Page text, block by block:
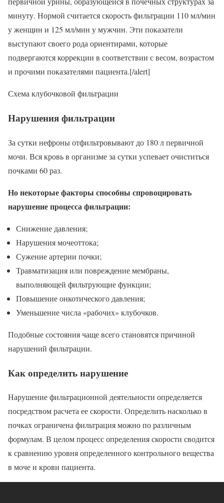
минуту. Нормой считается скорость фильтрации 110 мл/мин
у женщин и 125 мл/мин у мужчин. Эти показатели
выступают своего рода ориентирами, которые
подвергаются коррекции в соответствии с весом, возрастом
и прочими показателями пациента.[/alert]
Схема клубочковой фильтрации
Нарушения фильтрации
За сутки нефроны отфильтровывают до 180 л первичной
мочи. Вся кровь в организме за сутки успевает очиститься
почками 60 раз.
Но некоторые факторы способны спровоцировать
нарушение процесса фильтрации:
Снижение давления;
Нарушения мочеоттока;
Сужение артерии почки;
Травматизация или повреждение мембраны,
выполняющей фильтрующие функции;
Повышение онкотического давления;
Уменьшение числа «рабочих» клубочков.
Подобные состояния чаще всего становятся причиной
нарушений фильтрации.
Как определить нарушение
Нарушение фильтрационной деятельности определяется
посредством расчета ее скорости. Определить насколько в
почках ограничена фильтрация можно по различным
формулам. В целом процесс определения скорости сводится
к сравнению уровня определенного контрольного вещества
в моче и крови пациента.